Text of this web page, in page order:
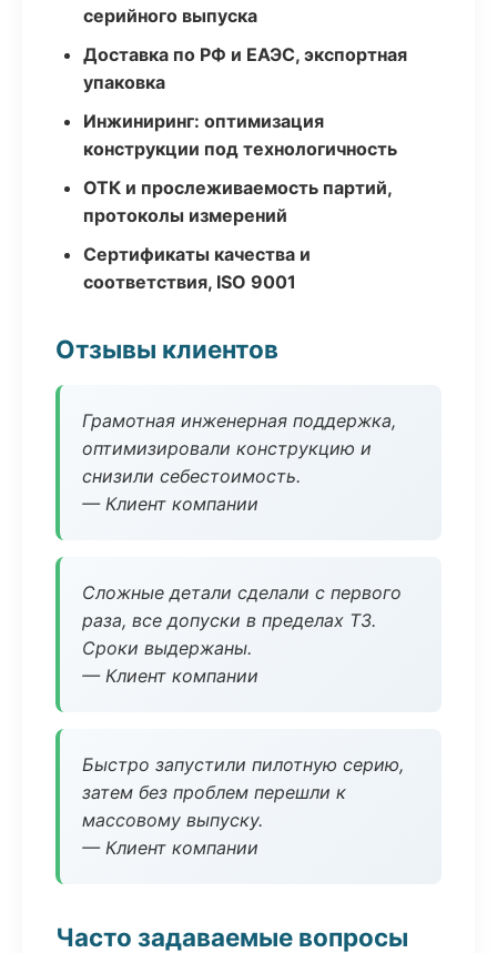
серийного выпуска
Доставка по РФ и ЕАЭС, экспортная
упаковка
Инжиниринг: оптимизация
конструкции под технологичность
ОТК и прослеживаемость партий,
протоколы измерений
Сертификаты качества и
соответствия, ISO 9001
Отзывы клиентов
Грамотная инженерная поддержка,
оптимизировали конструкцию и
снизили себестоимость.
— Клиент компании
Сложные детали сделали с первого
раза, все допуски в пределах ТЗ.
Сроки выдержаны.
— Клиент компании
Быстро запустили пилотную серию,
затем без проблем перешли к
массовому выпуску.
— Клиент компании
Часто задаваемые вопросы